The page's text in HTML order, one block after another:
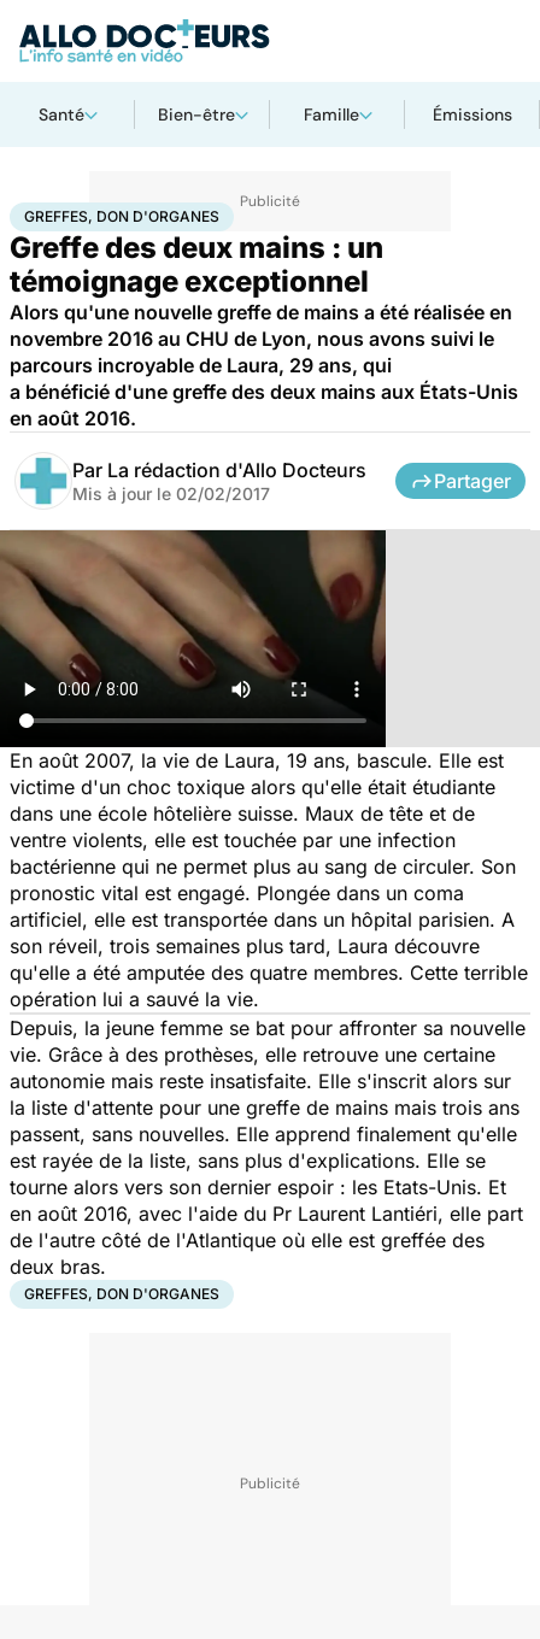
Santé Bien-être Famille Émissions
AccueilSantéGreffes, don d'organes
GREFFES, DON D'ORGANES
Greffe des deux mains : un
témoignage exceptionnel
Alors qu'une nouvelle greffe de mains a été réalisée en
novembre 2016 au CHU de Lyon, nous avons suivi le
parcours incroyable de Laura, 29 ans, qui
a bénéficié d'une greffe des deux mains aux États-Unis
en août 2016.
Par La rédaction d'Allo Docteurs
Mis à jour le 02/02/2017
Partager
En août 2007, la vie de Laura, 19 ans, bascule. Elle est
victime d'un choc toxique alors qu'elle était étudiante
dans une école hôtelière suisse. Maux de tête et de
ventre violents, elle est touchée par une infection
bactérienne qui ne permet plus au sang de circuler. Son
pronostic vital est engagé. Plongée dans un coma
artificiel, elle est transportée dans un hôpital parisien. A
son réveil, trois semaines plus tard, Laura découvre
qu'elle a été amputée des quatre membres. Cette terrible
opération lui a sauvé la vie.
Depuis, la jeune femme se bat pour affronter sa nouvelle
vie. Grâce à des prothèses, elle retrouve une certaine
autonomie mais reste insatisfaite. Elle s'inscrit alors sur
la liste d'attente pour une greffe de mains mais trois ans
passent, sans nouvelles. Elle apprend finalement qu'elle
est rayée de la liste, sans plus d'explications. Elle se
tourne alors vers son dernier espoir : les Etats-Unis. Et
en août 2016, avec l'aide du Pr Laurent Lantiéri, elle part
de l'autre côté de l'Atlantique où elle est greffée des
deux bras.
GREFFES, DON D'ORGANES